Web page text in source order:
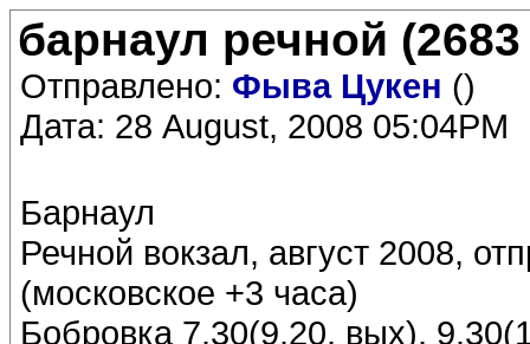
барнаул речной
Отправлено: Фыва Цукен ()
Дата: 28 August, 2008 05:04PM
Барнаул
Речной вокзал, август 2008,
(московское +3 часа)
Бобровка 7.30(9.20, вых),